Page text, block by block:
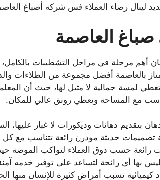
لينال رضاء العملاء فس شركة أصباغ
العاصمة
أهم مرحلة في مراحل التشطيبات
بالعاصمة أفضل مجموعة من الطلاءات
تعطي لمسة جمالية لا مثيل لها، حيث أن
مع المساحة وتعطي رونق عالي للمكان.
بتقديم دهانات وديكورات لا غبار عليها،
حديثة مودرن رائعة تتناسب مع كل
رائعة حسب ذوق العملاء لتواكب الموضة
بها أي رائحة لتساعد على توفير خدمه
كيميائية تسبب أمراض كثيرة للإنسان منها